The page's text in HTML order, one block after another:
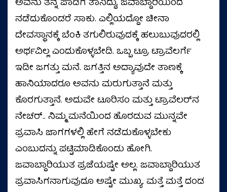
ಅವನು ತನ್ನ ಪಾಡಿಗೆ ತಾನಿದ್ದು, ಜವಾಬ್ದಾರಿಯಿಂದ
ನಡೆದುಕೊಂಡರೆ ಸಾಕು. ಎಲ್ಲಿಯದ್ದೋ ಚೀನಾ
ದೇವಸ್ಥಾನಕ್ಕೆ ಬೆಂಕಿ ತಗುಲಿರುವುದಕ್ಕೆ ಹಲುಬುವುದರಲ್ಲಿ
ಅರ್ಥವಿಲ್ಲ ಎಂದುಕೊಳ್ಳಬೇಡಿ. ಒಬ್ಬ ಟ್ರೂ ಟ್ರಾವೆಲರ್ಗೆ
ಇಡೀ ಜಗತ್ತು ಮನೆ. ಜಗತ್ತಿನ ಅದ್ಯಾವುದೇ ತಾಣಕ್ಕೆ
ಹಾನಿಯಾದರೂ ಅವನು ಮರುಗುತ್ತಾನೆ ಮತ್ತು
ಕೊರಗುತ್ತಾನೆ. ಅದುವೇ ಟೂರಿಸಂ ಮತ್ತು ಟ್ರಾವೆಲರ್‌ನ
ನೇಚರ್.. ನಿಮ್ಮ ಮನೆಯಿಂದ ಹೊರಡುವ ಮುನ್ನವೇ
ಪ್ರವಾಸಿ ಜಾಗಗಳಲ್ಲಿ ಹೇಗೆ ನಡೆದುಕೊಳ್ಳಬೇಕು
ಎಂಬುದನ್ನು ಪಟ್ಟಿಮಾಡಿಕೊಂಡು ಹೋಗಿ.
ಜವಾಬ್ದಾರಿಯುತ ಪ್ರಜೆಯಷ್ಟೇ ಅಲ್ಲ. ಜವಾಬ್ದಾರಿಯುತ
ಪ್ರವಾಸಿಗನಾಗುವುದೂ ಅಷ್ಟೇ ಮುಖ್ಯ. ಮತ್ತೆ ಮತ್ತೆ ದಂಡ